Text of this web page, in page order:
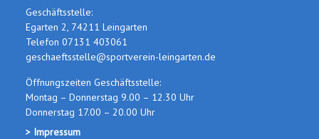
Geschäftsstelle:
Egarten 2, 74211 Leingarten
Telefon 07131 403061
geschaeftsstelle@sportverein-leingarten.de
Öffnungszeiten Geschäftsstelle:
Montag – Donnerstag 9.00 – 12.30 Uhr
Donnerstag 17.00 – 20.00 Uhr
> Impressum